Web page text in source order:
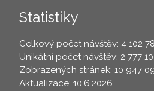
Statistiky
Celkový počet návštěv: 4 102
Unikátní počet návštěv: 2 777
Zobrazených stránek: 10 947
Aktualizace: 10.6.2026